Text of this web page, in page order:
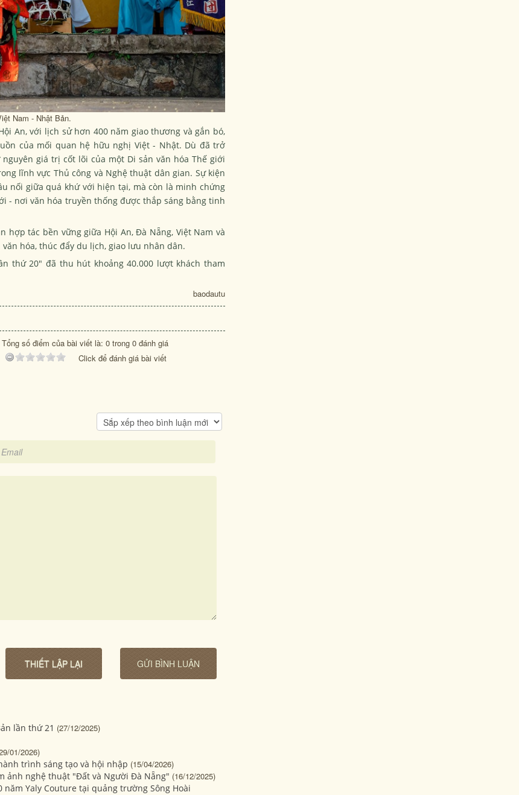
Nam - Nhật Bản.
An, với lịch sử hơn 400 năm giao thương và gắn bó,
của mối quan hệ hữu nghị Việt - Nhật. Dù đã trở
giá trị cốt lõi của một Di sản văn hóa Thế giới
lĩnh vực Thủ công và Nghệ thuật dân gian. Sự kiện
nối giữa quá khứ với hiện tại, mà còn là minh chứng
- nơi văn hóa truyền thống được thắp sáng bằng tinh
tác bền vững giữa Hội An, Đà Nẵng, Việt Nam và
hóa, thúc đẩy du lịch, giao lưu nhân dân.
thứ 20" đã thu hút khoảng 40.000 lượt khách tham
baodautu
Tổng số điểm của bài viết là: 0 trong 0 đánh giá
Click để đánh giá bài viết
lần thứ 21 (27/12/2025)
01/2026)
trình sáng tạo và hội nhập (15/04/2026)
ảnh nghệ thuật "Đất và Người Đà Nẵng" (16/12/2025)
Yaly Couture tại quảng trường Sông Hoài